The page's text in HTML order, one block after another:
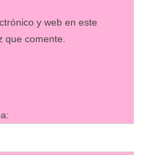
y web en este
que comente.